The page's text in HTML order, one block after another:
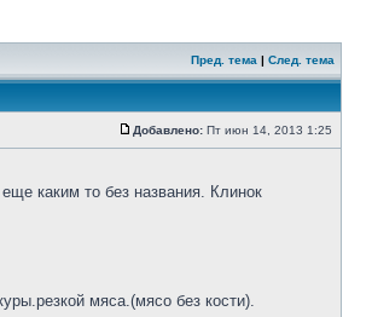
Пред. тема | След. тема
Добавлено: Пт июн 14, 2013 1:25
каким то без названия. Клинок
мяса.(мясо без кости).